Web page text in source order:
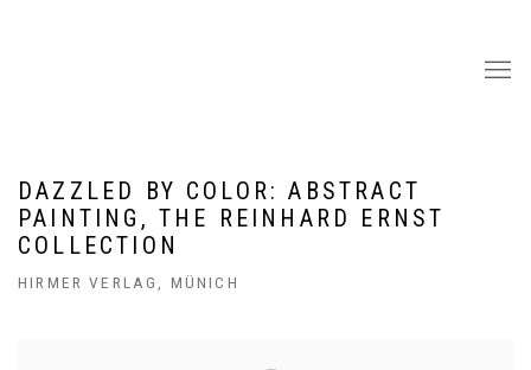
DAZZLED BY COLOR: ABSTRACT
PAINTING, THE REINHARD ERNST
COLLECTION
HIRMER VERLAG, MÜNICH